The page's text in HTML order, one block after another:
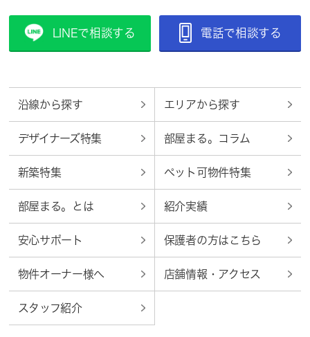
LINEで相談する 電話で相談する
沿線から探す エリアから探す
デザイナーズ特集 部屋まる。コラム
新築特集 ペット可物件特集
部屋まる。とは 紹介実績
安心サポート 保護者の方はこちら
物件オーナー様へ 店舗情報・アクセス
スタッフ紹介